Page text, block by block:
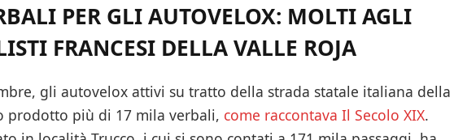
PER GLI AUTOVELOX: MOLTI AGLI
FRANCESI DELLA VALLE ROJA
gli autovelox attivi su tratto della strada statale italiana della
prodotto più di 17 mila verbali, come raccontava Il Secolo XIX.